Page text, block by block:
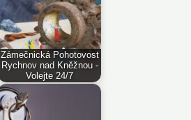
Zámečnická Pohotovost
Rychnov nad Kněžnou -
Volejte 24/7